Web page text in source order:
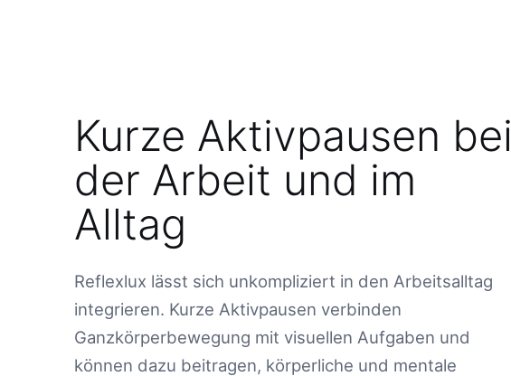
Kurze Aktivpausen bei
der Arbeit und im
Alltag
Reflexlux lässt sich unkompliziert in den Arbeitsalltag
integrieren. Kurze Aktivpausen verbinden
Ganzkörperbewegung mit visuellen Aufgaben und
können dazu beitragen, körperliche und mentale